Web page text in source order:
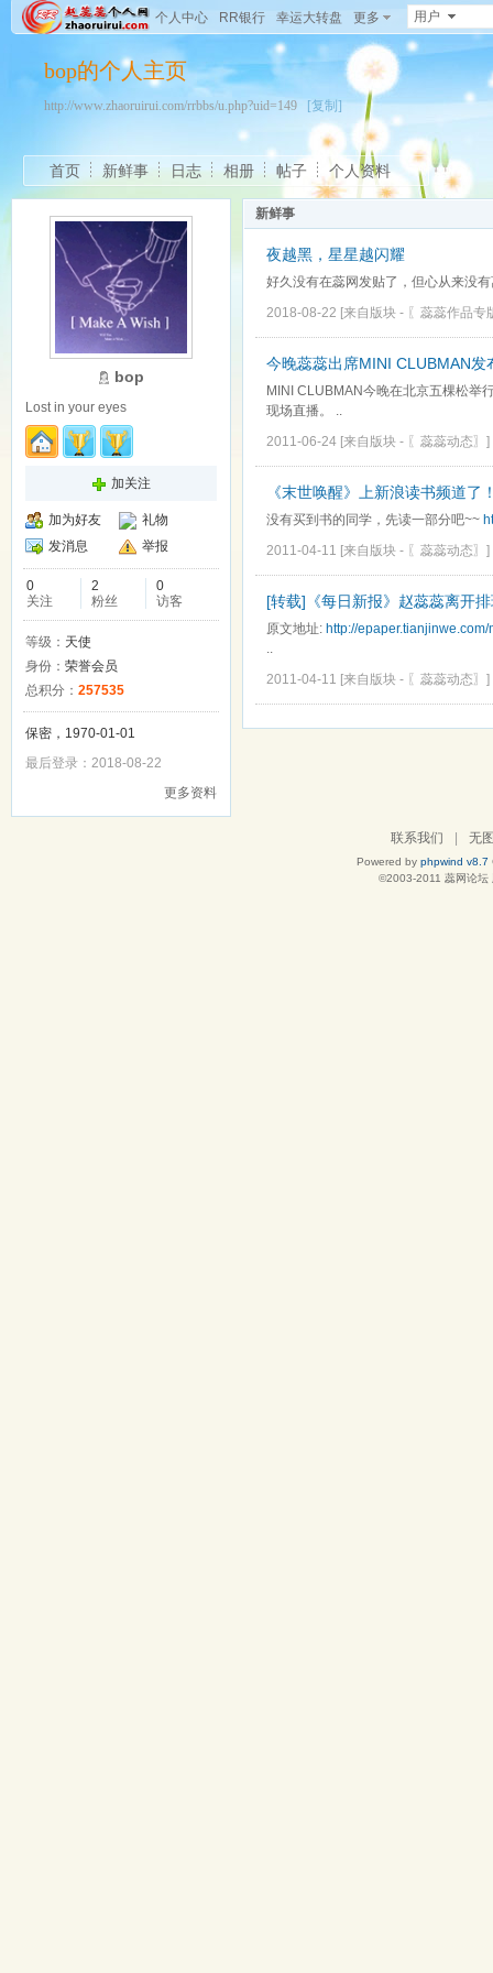
个人中心 RR银行 幸运大转盘 更多 用户
bop的个人主页
http://www.zhaoruirui.com/rrbbs/u.php?uid=149 [复制]
首页 新鲜事 日志 相册 帖子 个人资料
bop
Lost in your eyes
加关注
加为好友
礼物
发消息
举报
0
关注
2
粉丝
0
访客
等级： 天使
身份： 荣誉会员
总积分： 257535
保密，1970-01-01
最后登录：2018-08-22
更多资料
新鲜事
夜越黑，星星越闪耀
好久没有在蕊网发贴了，但心从来没
2018-08-22 [来自版块 - 〖蕊蕊作品专
今晚蕊蕊出席MINI CLUBMAN发
MINI CLUBMAN今晚在北京五棵松举
现场直播。 ..
2011-06-24 [来自版块 - 〖蕊蕊动态〗 ]
《末世唤醒》上新浪读书频道了
没有买到书的同学，先读一部分吧~~
2011-04-11 [来自版块 - 〖蕊蕊动态〗 ]
[转载]《每日新报》赵蕊蕊离开
原文地址: http://
..
2011-04-11 [来自版块 - 〖蕊蕊动态〗 ]
联系我们 无
Powered by phpwind v8.7
©2003-2011 蕊网论坛